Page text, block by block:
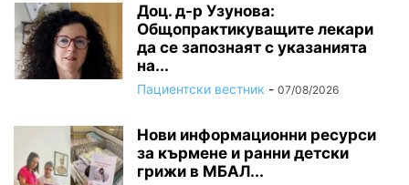
Доц. д-р Узунова:
Общопрактикуващите лекари
да се запознаят с указанията
на...
Пациентски вестник - 07/08/2026
Нови информационни ресурси
за кърмене и ранни детски
грижи в МБАЛ...